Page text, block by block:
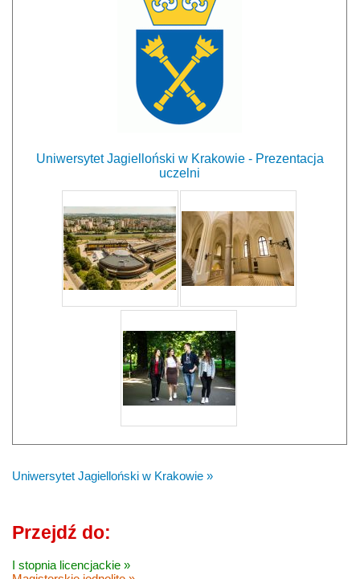
Uniwersytet Jagielloński w Krakowie - Prezentacja
uczelni
Uniwersytet Jagielloński w Krakowie »
Przejdź do:
I stopnia licencjackie »